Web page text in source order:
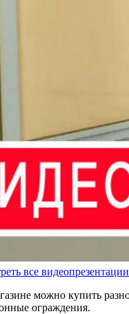
все видеопрезентации
можно купить
ограждения.